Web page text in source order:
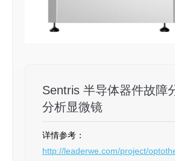
Sentris 半导体器件故障
分析显微镜
详情参考：
http://leaderwe.com/project/